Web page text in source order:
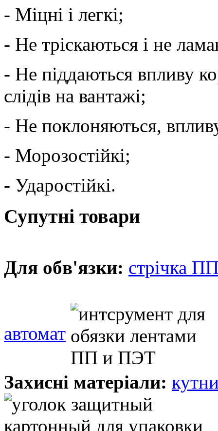
- Міцні і легкі;
- Не тріскаються і не
- Не піддаються впливу
слідів на вантажі;
- Не поклоняються,
- Морозостійкі;
- Ударостійкі.
Супутні товари
Для обв'язки: стрічка
автомат
Захисні матеріали: